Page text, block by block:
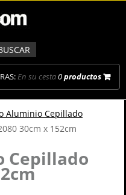
En su cesta0productos
Aluminio Cepillado
30cm x 152cm
Cepillado